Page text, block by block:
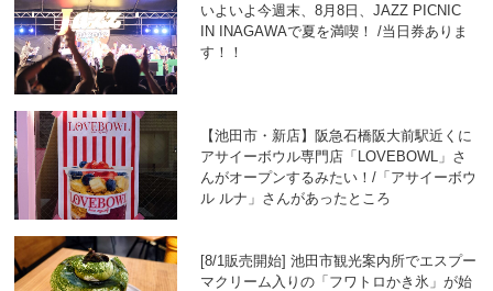
いよいよ今週末、8月8日、JAZZ PICNIC
IN INAGAWAで夏を満喫！ /当日券ありま
す！！
【池田市・新店】阪急石橋阪大前駅近くに
アサイーボウル専門店「LOVEBOWL」さ
んがオープンするみたい！/「アサイーボウ
ル ルナ」さんがあったところ
[8/1販売開始] 池田市観光案内所でエスプー
マクリーム入りの「フワトロかき氷」が始